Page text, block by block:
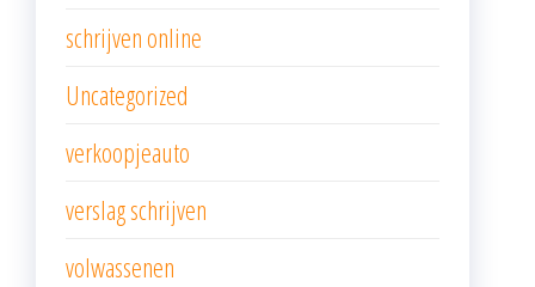
schrijven online
Uncategorized
verkoopjeauto
verslag schrijven
volwassenen